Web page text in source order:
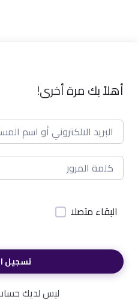
أهلاً بك مرة أخرى!
البقاء متصلا
تسجيل
ليس لديك